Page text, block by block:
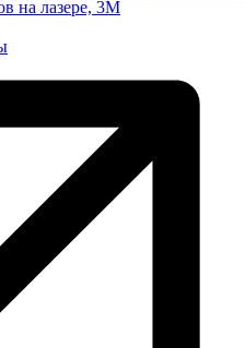
на лазере, 3М